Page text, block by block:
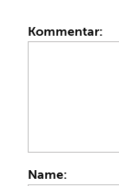
Kommentar:
Name: